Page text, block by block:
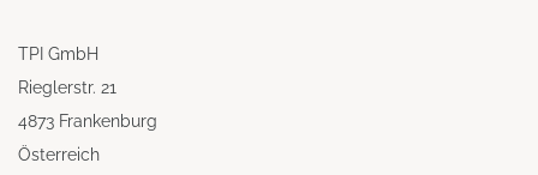
TPI GmbH
Rieglerstr. 21
4873 Frankenburg
Österreich